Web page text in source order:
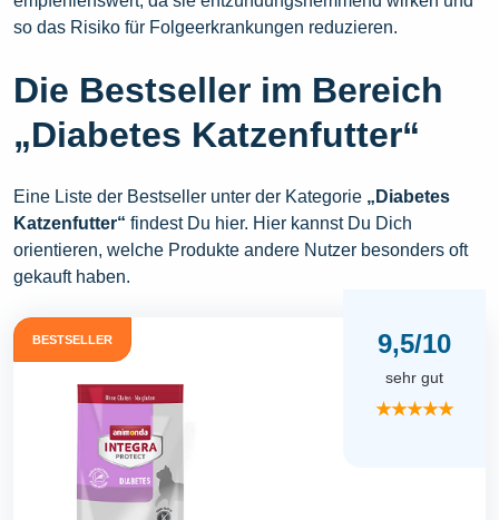
so das Risiko für Folgeerkrankungen reduzieren.
Die Bestseller im Bereich
„Diabetes Katzenfutter“
Eine Liste der Bestseller unter der Kategorie „Diabetes
Katzenfutter“ findest Du hier. Hier kannst Du Dich
orientieren, welche Produkte andere Nutzer besonders oft
gekauft haben.
BESTSELLER 9,5/10
sehr gut
★★★★★